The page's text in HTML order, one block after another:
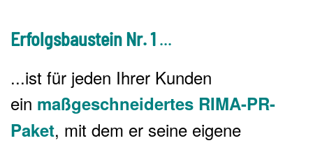
Erfolgsbaustein Nr. 1...
...ist für jeden Ihrer Kunden
ein maßgeschneidertes RIMA-PR-
Paket, mit dem er seine eigene